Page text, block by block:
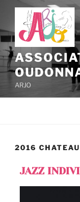
ARJO
2016
JAZZ